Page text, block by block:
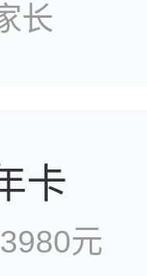
“智慧
长
卡
元